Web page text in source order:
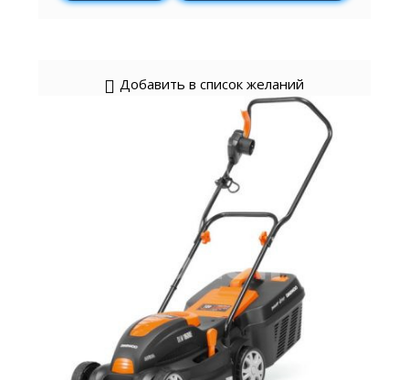
Добавить в список желаний